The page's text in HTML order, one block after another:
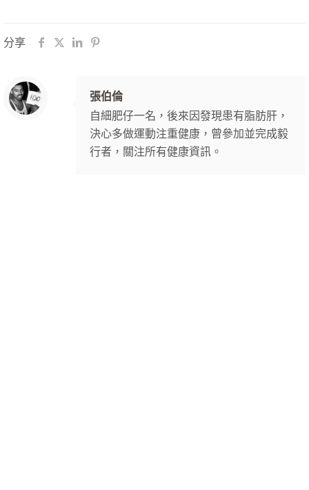
分享
張伯倫
自細肥仔一名，後來因發現患有脂肪肝，
決心多做運動注重健康，曾參加並完成毅
行者，關注所有健康資訊。